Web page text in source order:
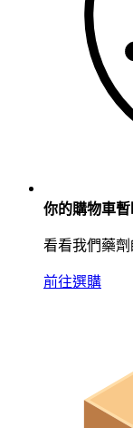
你的購物車
看看我們藥
前往選購